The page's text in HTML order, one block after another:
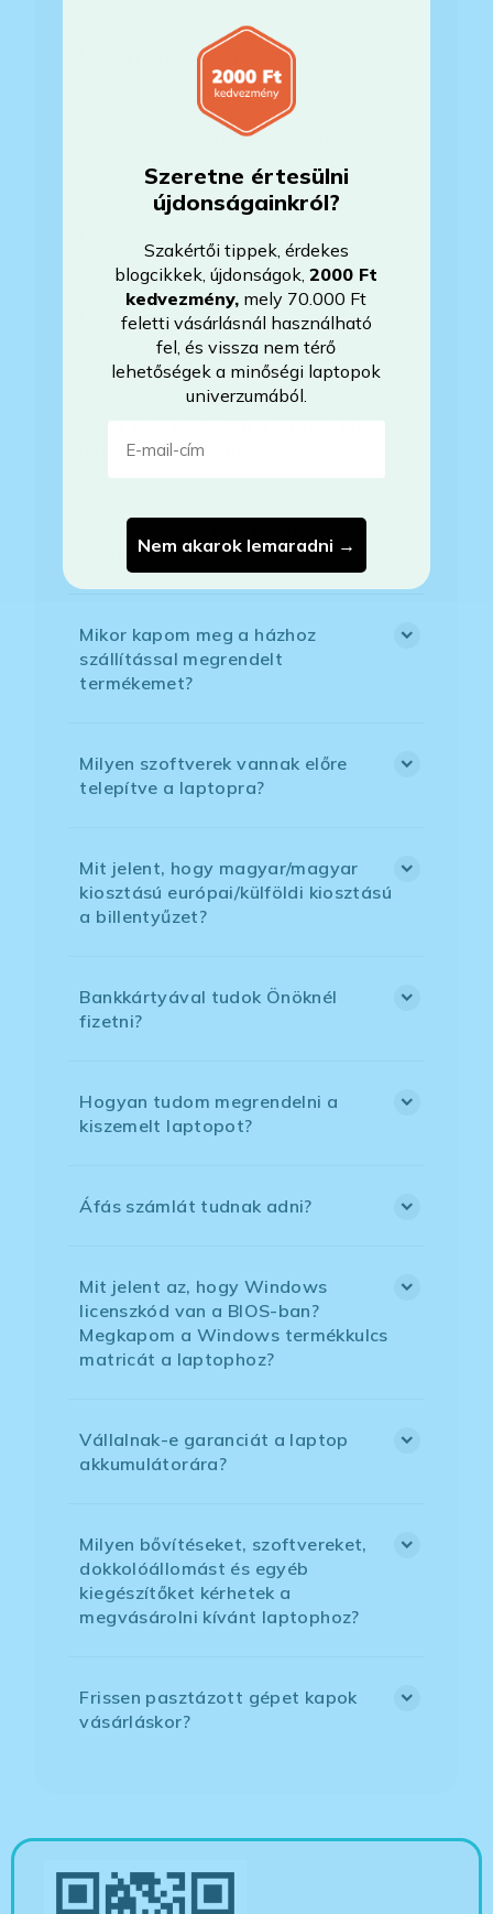
Mennyit használták a laptopot?
Az Önök által értékesített gépek
Mire vonatkozik a garancia?
Milyen akkumulátorállapotra
számíthatok?
Mikor lesz készleten a laptop, ha
jelenleg nem elérhető?
Mikor vehetem át a rendelésem, ha
esetleg bővítést is kértem?
Mikor kapom meg a házhoz
szállítással megrendelt
termékemet?
Milyen szoftverek vannak előre
telepítve a laptopra?
Mit jelent, hogy magyar/magyar
kiosztású európai/külföldi kiosztású
a billentyűzet?
Bankkártyával tudok Önöknél
fizetni?
Hogyan tudom megrendelni a
kiszemelt laptopot?
Áfás számlát tudnak adni?
Mit jelent az, hogy Windows
licenszkód van a BIOS-ban?
Megkapom a Windows termékkulcs
matricát a laptophoz?
Vállalnak-e garanciát a laptop
akkumulátorára?
Milyen bővítéseket, szoftvereket,
dokkolóállomást és egyéb
kiegészítőket kérhetek a
megvásárolni kívánt laptophoz?
Frissen pasztázott gépet kapok
vásárláskor?
Szeretne értesülni
újdonságainkról?
Szakértői tippek, érdekes
blogcikkek, újdonságok,2000 Ft
kedvezmény, mely 70.000 Ft
feletti vásárlásnál használható
fel, és vissza nem térő
lehetőségek a minőségi laptopok
univerzumából.
Nem akarok lemaradni →